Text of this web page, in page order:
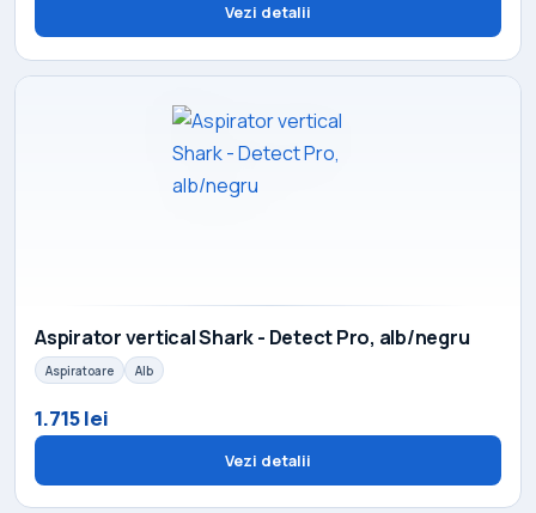
Vezi detalii
Aspirator vertical Shark - Detect Pro, alb/negru
Aspiratoare Alb
1.715 lei
Vezi detalii